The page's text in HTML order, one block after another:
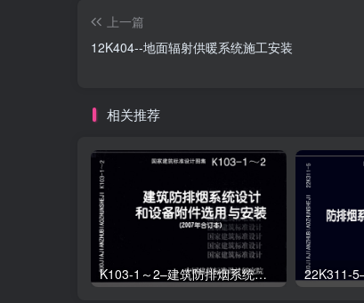
上一篇
12K404--地面辐射供暖系统施工安装
相关推荐
K103-1～2–建筑防排烟系统设计和设备附件选用与安装（2007年合订本）